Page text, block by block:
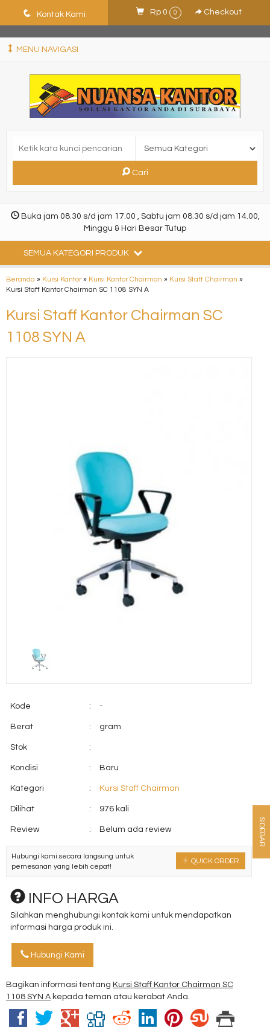
ShHJDjQkcPDuLJpz5vo9xB9ewDNF0CFUN1SBEXTVeWo
q Kontak Kami Rp 0 0 Checkout
MENU NAVIGASI
Cari
Buka jam 08.30 s/d jam 17.00 , Sabtu jam 08.30 s/d jam 14.00,
Minggu & Hari Besar Tutup
SEMUA KATEGORI PRODUK
Beranda » Kursi Kantor» Kursi Kantor Chairman » Kursi Staff Chairman »
Kursi Staff Kantor Chairman SC 1108 SYN A
Kursi Staff Kantor Chairman SC
1108 SYN A
Kode : -
Berat : gram
Stok :
Kondisi : Baru
Kategori : Kursi Staff Chairman
Dilihat : 976 kali
Review : Belum ada review
QUICK ORDER
Hubungi kami secara langsung untuk
pemesanan yang lebih cepat!
INFO HARGA
Silahkan menghubungi kontak kami untuk mendapatkan
informasi harga produk ini.
Hubungi Kami
Bagikan informasi tentang Kursi Staff Kantor Chairman SC
1108 SYN A kepada teman atau kerabat Anda.
SIDEBAR